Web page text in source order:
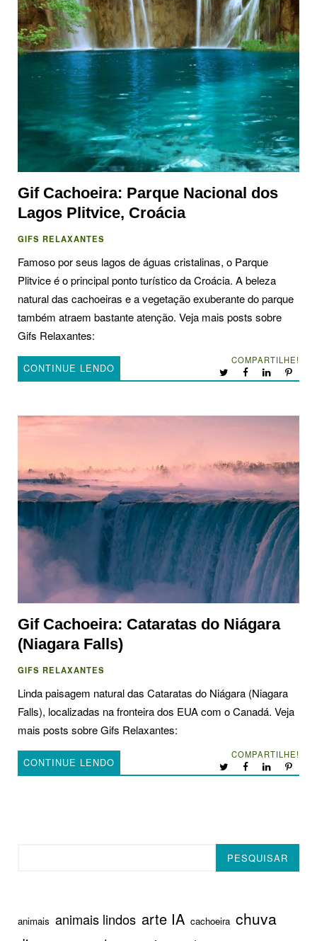
Gif Cachoeira: Parque Nacional dos
Lagos Plitvice, Croácia
GIFS RELAXANTES
Famoso por seus lagos de águas cristalinas, o Parque
Plitvice é o principal ponto turístico da Croácia. A beleza
natural das cachoeiras e a vegetação exuberante do parque
também atraem bastante atenção. Veja mais posts sobre
Gifs Relaxantes:
CONTINUE LENDO
COMPARTILHE!
Gif Cachoeira: Cataratas do Niágara
(Niagara Falls)
GIFS RELAXANTES
Linda paisagem natural das Cataratas do Niágara (Niagara
Falls), localizadas na fronteira dos EUA com o Canadá. Veja
mais posts sobre Gifs Relaxantes:
CONTINUE LENDO
COMPARTILHE!
PESQUISAR
animais animais lindos arte IA cachoeira chuva